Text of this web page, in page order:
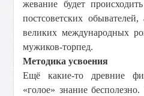
жевание будет
постсоветских
великих международных
мужиков-торпед.
Методика усвоения
Ещё какие-то древние
«голое» знание